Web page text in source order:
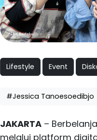
Lifestyle Event
#Jessica Tanoesoedibjo
JAKARTA–
melalui platform